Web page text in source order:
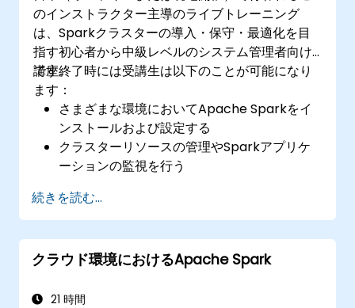
のインストラクター主導のライブトレーニング
は、Sparkクラスターの導入・保守・最適化を目
指す初心者から中級レベルのシステム管理者向け
です。
講座終了時には受講生は以下のことが可能になり
ます：
さまざまな環境においてApache Sparkをイ
ンストールおよび設定する
クラスターリソースの管理やSparkアプリケ
ーションの監視を行う
する
セキュリティ対策を実施し、高可用性を確保
する
一般的なSpark関連の問題のデバッグおよび
続きを読む...
クラウド環境におけるApache Spark
21 時間